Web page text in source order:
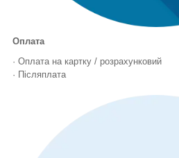
Оплата
· Оплата на картку / розрахунковий
· Післяплата